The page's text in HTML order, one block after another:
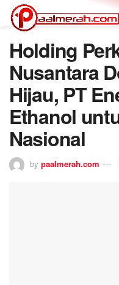
Holding
Nusantara
Hijau, PT
Ethanol
Nasional
by paalmerah.com